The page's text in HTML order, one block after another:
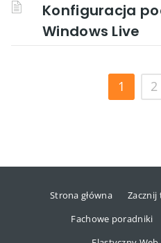
Konfiguracja
Windows Live
1 2
Strona główna Zacznij
Fachowe poradniki